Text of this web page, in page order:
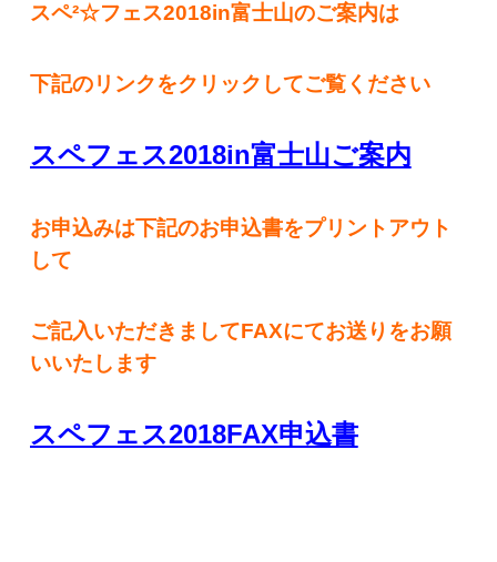
スペ²☆フェス2018in富士山のご案内は
下記のリンクをクリックしてご覧ください
スペフェス2018in富士山ご案内
お申込みは下記のお申込書をプリントアウト
して
ご記入いただきましてFAXにてお送りをお願
いいたします
スペフェス2018FAX申込書